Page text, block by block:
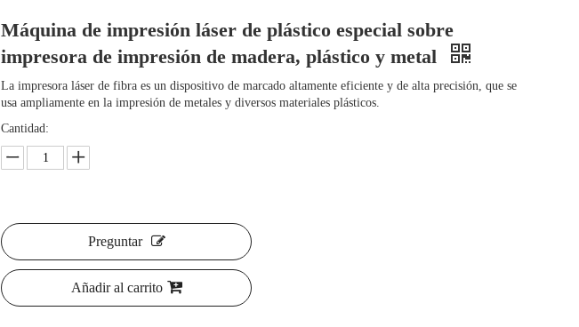
Máquina de impresión láser de plástico especial sobre
impresora de impresión de madera, plástico y metal
La impresora láser de fibra es un dispositivo de marcado altamente eficiente y de alta precisión, que se
usa ampliamente en la impresión de metales y diversos materiales plásticos.
Cantidad:
Preguntar
Añadir al carrito